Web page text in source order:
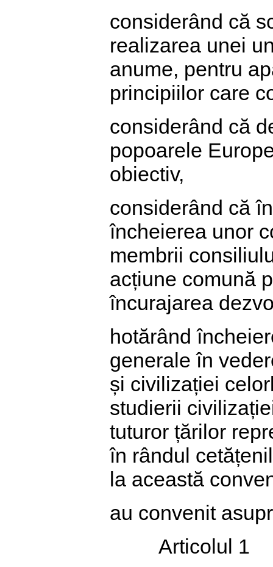
considerând că
realizarea unei
anume, pentru
principiilor care
considerând că
popoarele
obiectiv,
considerând că
încheierea unor
membrii
acțiune comună
încurajarea
hotărând
generale în
și civilizației
studierii
tuturor țărilor
în rândul
la această
au convenit
Articolul 1